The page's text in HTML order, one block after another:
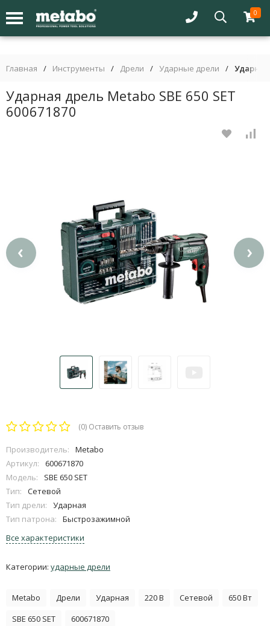
0
Главная / Инструменты / Дрели / Ударные дрели / Ударная
Ударная дрель Metabo SBE 650 SET
600671870
‹ ›
(0) Оставить отзыв
Производитель:
Metabo
Артикул:
600671870
Модель:
SBE 650 SET
Тип:
Сетевой
Тип дрели:
Ударная
Тип патрона:
Быстрозажимной
Все характеристики
Категории: ударные дрели
Metabo Дрели Ударная 220 В Сетевой
650 Вт
SBE 650 SET
600671870